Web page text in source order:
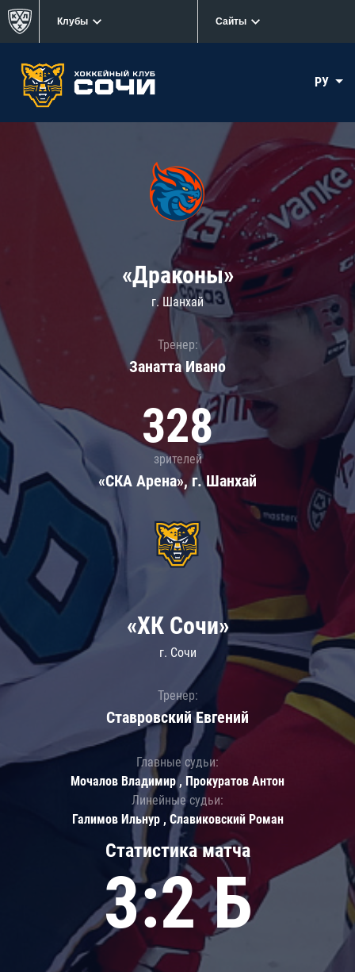
Клубы Сайты
РУ
«Драконы»
г. Шанхай
Тренер:
Занатта Иванo
328
зрителей
«СКА Арена», г. Шанхай
Статистика матча
3:2 Б
«ХК Сочи»
г. Сочи
Тренер:
Ставровский Евгений
Главные судьи:
Мочалов Владимир , Прокуратов Антон
Линейные судьи:
Галимов Ильнур , Славиковский Роман